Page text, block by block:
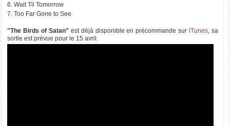
6. Wait Til Tomorrow
7. Too Far Gone to See
"The Birds of Satan" est déjà disponible en précommande sur iTunes, sa
sortie est prévue pour le 15 avril.